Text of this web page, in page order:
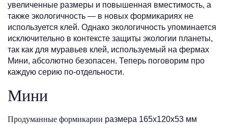
увеличенные размеры и повышенная вместимость, а
также экологичность — в новых формикариях не
используется клей. Однако экологичность упоминается
исключительно в контексте защиты экологии планеты,
так как для муравьев клей, используемый на фермах
Мини, абсолютно безопасен. Теперь поговорим про
каждую серию по-отдельности.
Мини
Продуманные формикарии размера 165х120х53 мм